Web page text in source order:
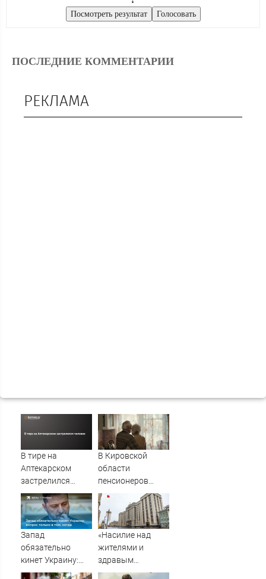
ПОСЛЕДНИЕ КОММЕНТАРИИ
РЕКЛАМА
В тире на
Аптекарском
застрелился
человек
В Кировской
области
пенсионеров
стало на
несколько тысяч
меньше
Запад
обязательно
кинет Украину:
вопрос только в
«Насилие над
жителями и
здравым
смыслом»: